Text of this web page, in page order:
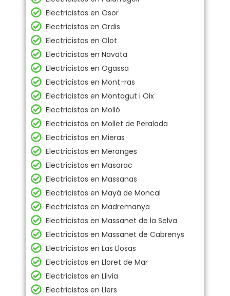
Electricistas en Osor
Electricistas en Ordis
Electricistas en Olot
Electricistas en Navata
Electricistas en Ogassa
Electricistas en Mont-ras
Electricistas en Montagut i Oix
Electricistas en Molló
Electricistas en Mollet de Peralada
Electricistas en Mieras
Electricistas en Meranges
Electricistas en Masarac
Electricistas en Massanas
Electricistas en Mayá de Moncal
Electricistas en Madremanya
Electricistas en Massanet de la Selva
Electricistas en Massanet de Cabrenys
Electricistas en Las Llosas
Electricistas en Lloret de Mar
Electricistas en Llivia
Electricistas en Llers